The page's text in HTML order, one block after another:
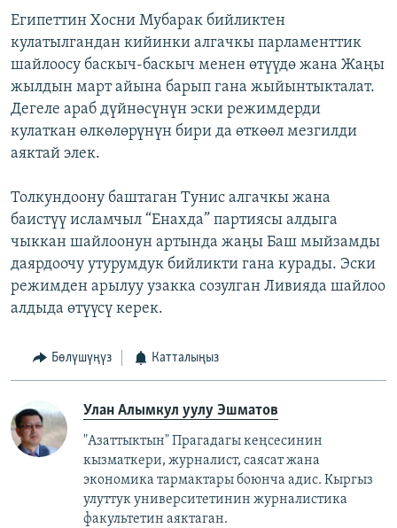
Египеттин Хосни Мубарак бийликтен
кулатылгандан кийинки алгачкы парламенттик
шайлоосу баскыч-баскыч менен өтүүдө жана Жаңы
жылдын март айына барып гана жыйынтыкталат.
Дегеле араб дүйнөсүнүн эски режимдерди
кулаткан өлкөлөрүнүн бири да өткөөл мезгилди
аяктай элек.
Толкундоону баштаган Тунис алгачкы жана
баистүү исламчыл “Енахда” партиясы алдыга
чыккан шайлоонун артында жаңы Баш мыйзамды
даярдоочу утурумдук бийликти гана курады. Эски
режимден арылуу узакка созулган Ливияда шайлоо
алдыда өтүүсү керек.
Бөлүшүңүз Катталыңыз
Улан Алымкул уулу Эшматов
"Азаттыктын" Прагадагы кеңсесинин
кызматкери, журналист, саясат жана
экономика тармактары боюнча адис. Кыргыз
улуттук университетинин журналистика
факультетин аяктаган.